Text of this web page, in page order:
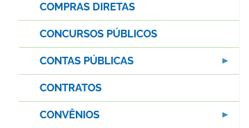
COMPRAS DIRETAS
CONCURSOS PÚBLICOS
CONTAS PÚBLICAS
CONTRATOS
CONVÊNIOS